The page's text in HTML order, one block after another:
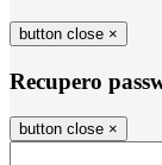
button close ×
Recupero
button close ×